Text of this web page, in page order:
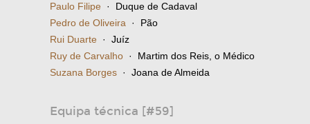
Paulo Filipe · Duque de Cadaval
Pedro de Oliveira · Pão
Rui Duarte · Juíz
Ruy de Carvalho · Martim dos Reis, o Médico
Suzana Borges · Joana de Almeida
Equipa técnica [#59]